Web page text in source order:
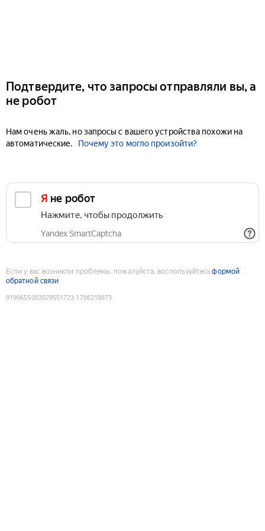
Подтвердите, что запросы отправляли вы, а
не робот
Нам очень жаль, но запросы с вашего устройства похожи на
автоматические.
Почему это могло произойти?
Я не робот
Нажмите, чтобы продолжить
Yandex SmartCaptcha
Если у вас возникли проблемы, пожалуйста, воспользуйтесьформой
обратной связи
9190655002079551723:1786218873